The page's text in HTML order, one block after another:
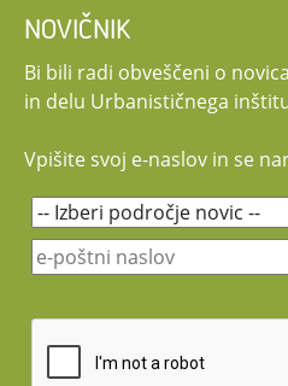
NOVIČNIK
Bi bili radi obveščeni o
in delu Urbanističnega
Vpišite svoj e-naslov in se